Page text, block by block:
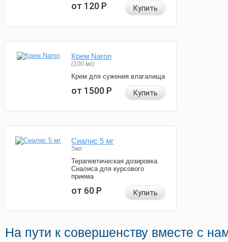
от 120Р Купить
Крем Naron
(100 мг)
Крем для сужения влагалища
от 1500Р Купить
Сиалис 5 мг
5мг
Терапевтическая дозировка
Сиалиса для курсового
приема
от 60Р Купить
На пути к совершенству вместе с